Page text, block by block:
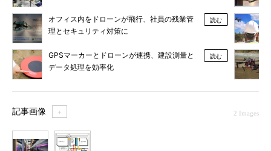
オフィス内をドローンが飛行、社員の残業管
理とセキュリティ対策に
読む
GPSマーカーとドローンが連携、建設測量と
データ処理を効率化
読む
記事画像 ＋ 2 Images